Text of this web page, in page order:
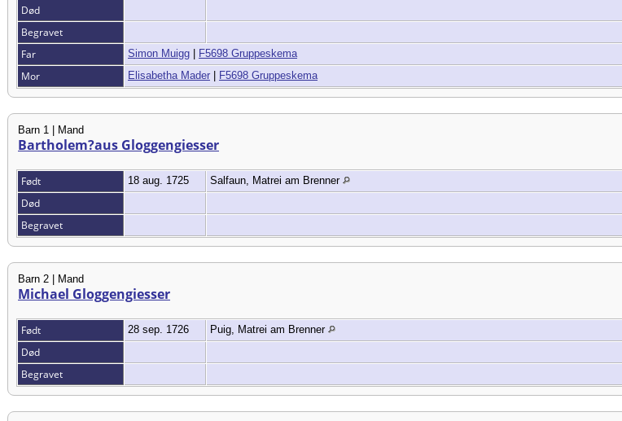
Død
Begravet
Far
Simon Muigg F5698 Gruppeskema
Mor Elisabetha Mader F5698 Gruppeskema
Barn 1 | Mand
Bartholem?aus Gloggengiesser
Født 18 aug. 1725 Salfaun, Matrei am Brenner
Død
Begravet
Barn 2 | Mand
Michael Gloggengiesser
Født 28 sep. 1726 Puig, Matrei am Brenner
Død
Begravet